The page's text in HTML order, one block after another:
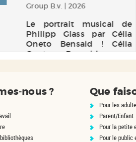
Group B.v. | 2026
Le portrait musical de
Philipp Glass par Célia
Oneto Bensaid ! Célia
Oneto Bensaid nous
transcriptions d'opéra et
de cinéma, éclats
hypnotiques et douceurs
nous ? Que
Pour les
Parent/Enfant
Pour la petite
Pour le public